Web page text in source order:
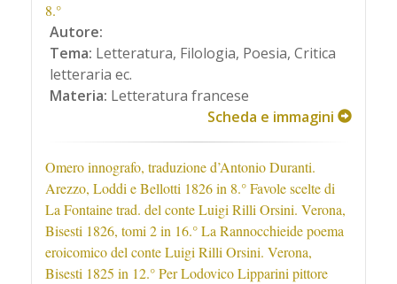
8.°
Autore:
Tema: Letteratura, Filologia, Poesia, Critica
letteraria ec.
Materia: Letteratura francese
Scheda e immagini
Omero innografo, traduzione d’Antonio Duranti.
Arezzo, Loddi e Bellotti 1826 in 8.° Favole scelte di
La Fontaine trad. del conte Luigi Rilli Orsini. Verona,
Bisesti 1826, tomi 2 in 16.° La Rannocchieide poema
eroicomico del conte Luigi Rilli Orsini. Verona,
Bisesti 1825 in 12.° Per Lodovico Lipparini pittore